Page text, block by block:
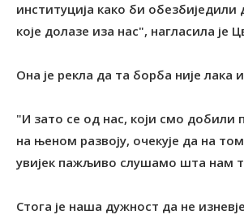
институција како би
које долазе иза нас", нагласила је
Она је рекла да та борба није лака
"И зато се од нас, који смо
на њеном развоју, очекује да на
увијек пажљиво слушамо шта нам
Стога је наша дужност да не